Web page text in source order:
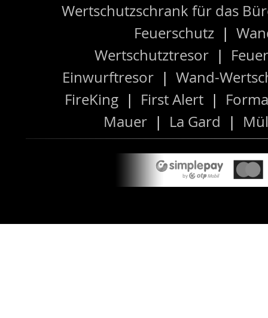
Wertschutzschrank für das
Feuerschutz |
Wertschutztresor|
Einwurftresor| Wand-
FireKing | First Alert |
Mauer | La Gard |